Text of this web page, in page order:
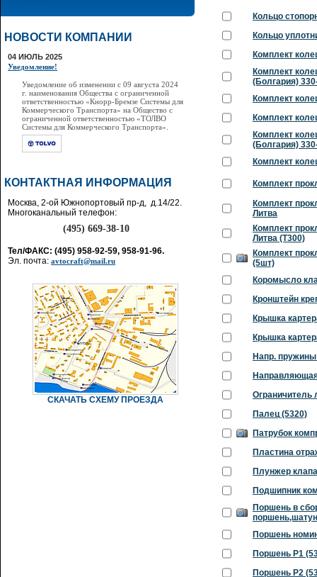
НОВОСТИ КОМПАНИИ
04 ИЮЛЬ 2025
Уведомление!
Уведомление об изменении с 09 августа 2024
г. наименования Общества с ограниченной
ответственностью «Кнорр-Бремзе Системы для
Коммерческого Транспорта» на Общество с
ограниченной ответственностью «ТОЛВО
Системы для Коммерческого Транспорта».
КОНТАКТНАЯ ИНФОРМАЦИЯ
Москва, 2-ой Южнопортовый пр-д, д.14/22.
Многоканальный телефон:
(495) 669-38-10
Тел/ФАКС: (495) 958-92-59, 958-91-96.
Эл. почта: avtocraft@mail.ru
СКАЧАТЬ СХЕМУ ПРОЕЗДА
Кольцо
Кольцо
Комплект
Комплект
(Болгария)
Комплект
Комплект
Комплект
(Болгария)
Комплект
Комплект
Комплект
Литва
Комплект
Литва (Т300)
Комплект
(5шт)
Коромысло
Кронштейн
Крышка
Крышка
Напр. пружины
Направляющая
Ограничитель
Палец (5320)
Патрубок
Пластина
Плунжер
Подшипник
Поршень в
Поршень
Поршень Р1
Поршень Р2